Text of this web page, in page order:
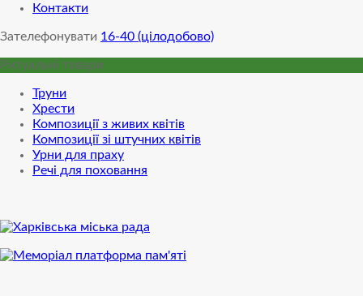
Контакти
Зателефонувати 16-40 (цілодобово)
Ритуальні товари
Труни
Хрести
Композиції з живих квітів
Композиції зі штучних квітів
Урни для праху
Речі для поховання